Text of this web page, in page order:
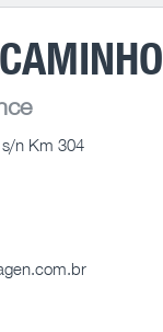
n Km 304